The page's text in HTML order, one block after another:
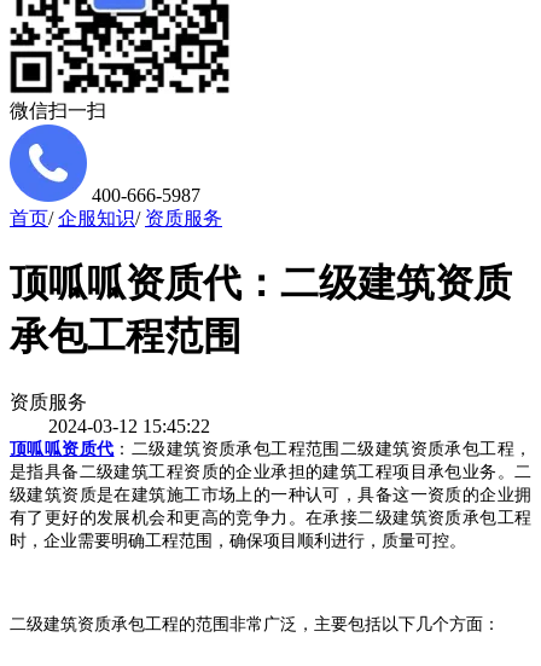
微信扫一扫
400-666-5987
首页/企服知识/ 资质服务
顶呱呱资质代：二级建筑资质
承包工程范围
资质服务
2024-03-12 15:45:22
顶呱呱资质代 ：二级建筑资质承包工程范围二级建筑资质承包工程，
是指具备二级建筑工程资质的企业承担的建筑工程项目承包业务。二
级建筑资质是在建筑施工市场上的一种认可，具备这一资质的企业拥
有了更好的发展机会和更高的竞争力。在承接二级建筑资质承包工程
时，企业需要明确工程范围，确保项目顺利进行，质量可控。
二级建筑资质承包工程的范围非常广泛，主要包括以下几个方面：